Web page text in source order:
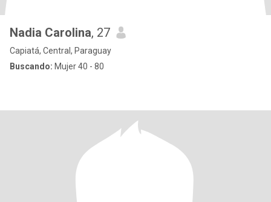
Nadia Carolina, 27
Capiatá, Central, Paraguay
Buscando: Mujer 40 - 80